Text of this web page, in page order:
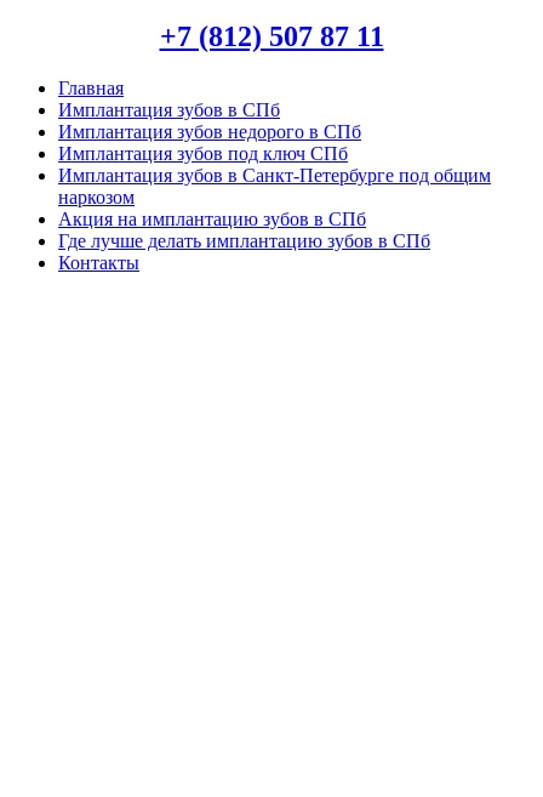
+7 (812) 507 87 11
Главная
Имплантация зубов в СПб
Имплантация зубов недорого в СПб
Имплантация зубов под ключ СПб
Имплантация зубов в Санкт-Петербурге под общим
наркозом
Акция на имплантацию зубов в СПб
Где лучше делать имплантацию зубов в СПб
Контакты